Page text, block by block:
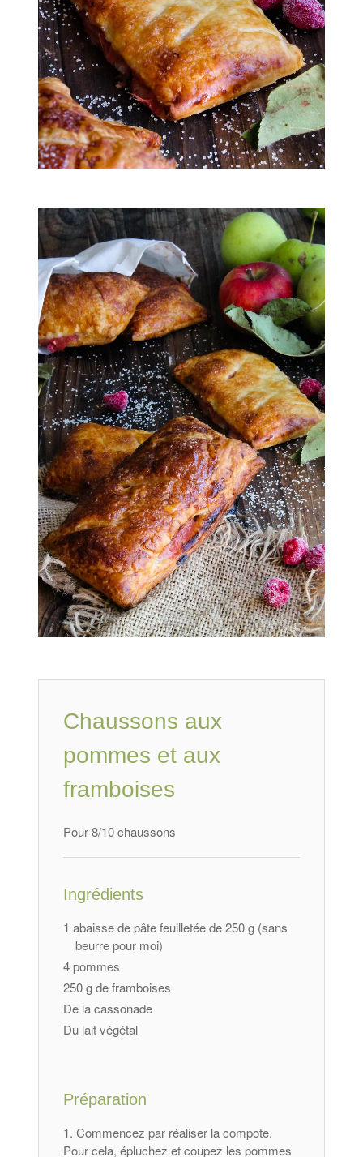
Chaussons aux
pommes et aux
framboises
Pour 8/10 chaussons
Ingrédients
1 abaisse de pâte feuilletée de 250 g (sans
beurre pour moi)
4 pommes
250 g de framboises
De la cassonade
Du lait végétal
Préparation
Commencez par réaliser la compote.
Pour cela, épluchez et coupez les pommes